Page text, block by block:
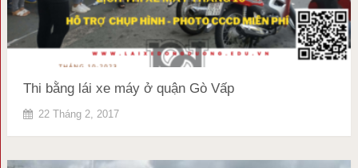
Thi bằng lái xe máy ở quận Gò Vấp
22 Tháng 2, 2017